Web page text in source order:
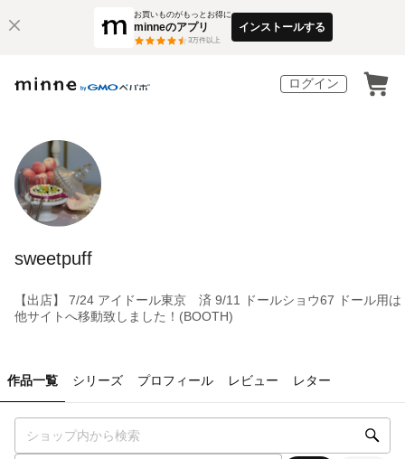
お買いものがもっとお得に
minneのアプリ
3万件以上
インストールする
ログイン
sweetpuff
【出店】 7/24 アイドール東京 済 9/11 ドールショウ67 ドール用は
他サイトへ移動致しました！(BOOTH)
作品一覧 シリーズ プロフィール レビュー レター